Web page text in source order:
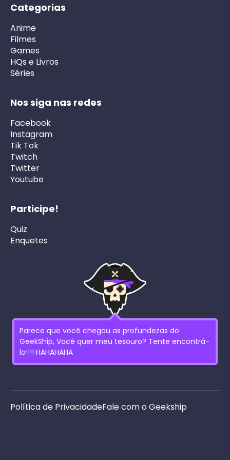
Categorias
Anime
Filmes
Games
HQs e Livros
Séries
Nos siga nas redes
Facebook
Instagram
Tik Tok
Twitch
Twitter
Youtube
Participe!
Quiz
Enquetes
Parece que você chegou as profundezas do
GeekShip, Você quer meu tesouro? Tente encontrá-
lo!!!! HAHAHAHA
Política de PrivacidadeFale com o Geekship